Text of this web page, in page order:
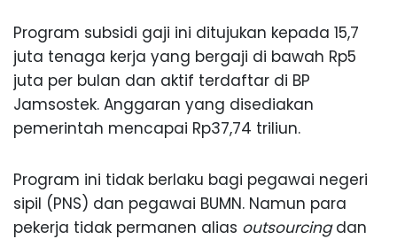
Program subsidi gaji ini ditujukan kepada 15,7
juta tenaga kerja yang bergaji di bawah Rp5
juta per bulan dan aktif terdaftar di BP
Jamsostek. Anggaran yang disediakan
pemerintah mencapai Rp37,74 triliun.
Program ini tidak berlaku bagi pegawai negeri
sipil (PNS) dan pegawai BUMN. Namun para
pekerja tidak permanen alias outsourcingdan